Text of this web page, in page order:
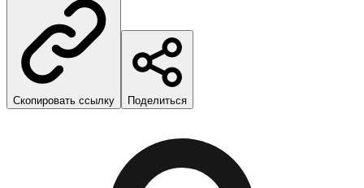
Скопировать ссылку Поделиться